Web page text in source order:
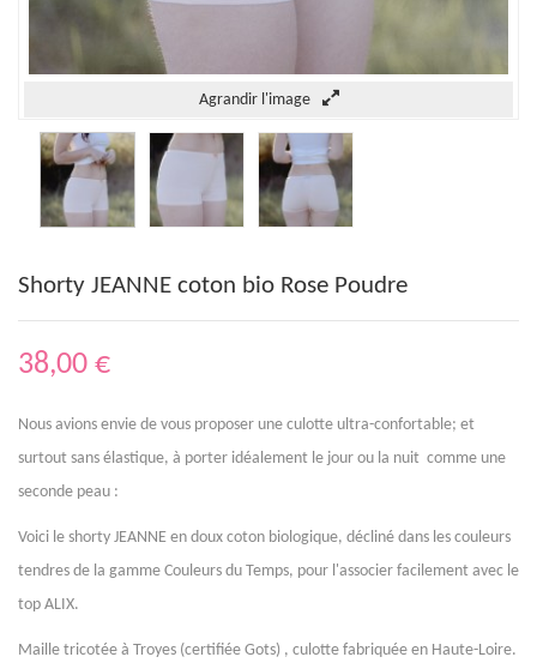
Agrandir l'image
Shorty JEANNE coton bio Rose Poudre
38,00 €
Nous avions envie de vous proposer une culotte ultra-confortable; et
surtout sans élastique, à porter idéalement le jour ou la nuit comme une
seconde peau :
Voici le shorty JEANNE en doux coton biologique, décliné dans les couleurs
tendres de la gamme Couleurs du Temps, pour l'associer facilement avec le
top ALIX.
Maille tricotée à Troyes (certifiée Gots) , culotte fabriquée en Haute-Loire.